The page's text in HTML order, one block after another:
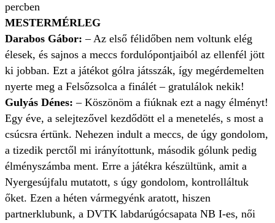
percben
MESTERMÉRLEG
Darabos Gábor: – Az első félidőben nem voltunk elég
élesek, és sajnos a meccs fordulópontjaiból az ellenfél jött
ki jobban. Ezt a játékot gólra játsszák, így megérdemelten
nyerte meg a Felsőzsolca a finálét – gratulálok nekik!
Gulyás Dénes: – Köszönöm a fiúknak ezt a nagy élményt!
Egy éve, a selejtezővel kezdődött el a menetelés, s most a
csúcsra értünk. Nehezen indult a meccs, de úgy gondolom,
a tizedik perctől mi irányítottunk, második gólunk pedig
élményszámba ment. Erre a játékra készültünk, amit a
Nyergesújfalu mutatott, s úgy gondolom, kontrolláltuk
őket. Ezen a héten vármegyénk aratott, hiszen
partnerklubunk, a DVTK labdarúgócsapata NB I-es, női